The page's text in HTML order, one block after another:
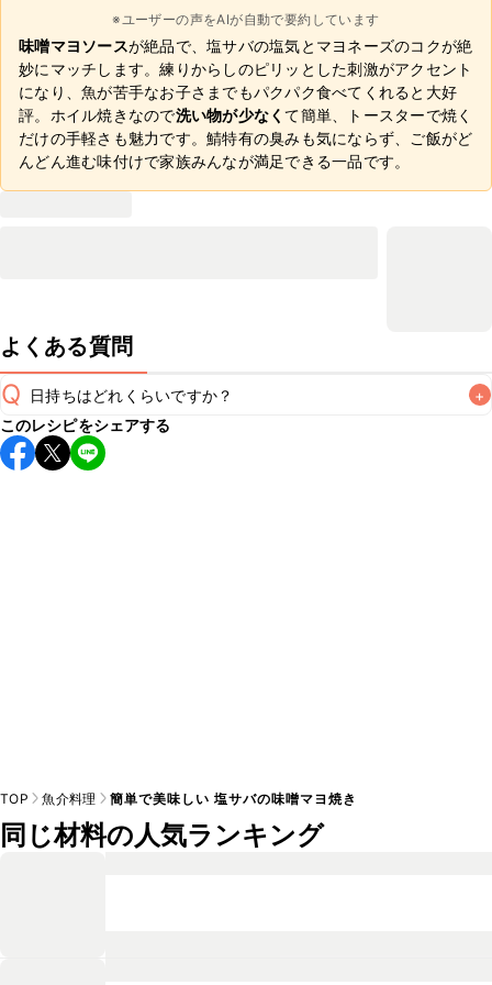
※ユーザーの声をAIが自動で要約しています
味噌マヨソースが絶品で、塩サバの塩気とマヨネーズのコクが絶
妙にマッチします。練りからしのピリッとした刺激がアクセント
になり、魚が苦手なお子さまでもパクパク食べてくれると大好
評。ホイル焼きなので洗い物が少なくて簡単、トースターで焼く
だけの手軽さも魅力です。鯖特有の臭みも気にならず、ご飯がど
んどん進む味付けで家族みんなが満足できる一品です。
よくある質問
Q 日持ちはどれくらいですか？ +
保存期間は冷蔵で翌日中が目安です。なるべくお早めにお召
し上がりください。
このレシピをシェアする
TOP 魚介料理 簡単で美味しい 塩サバの味噌マヨ焼き
同じ材料の人気ランキング